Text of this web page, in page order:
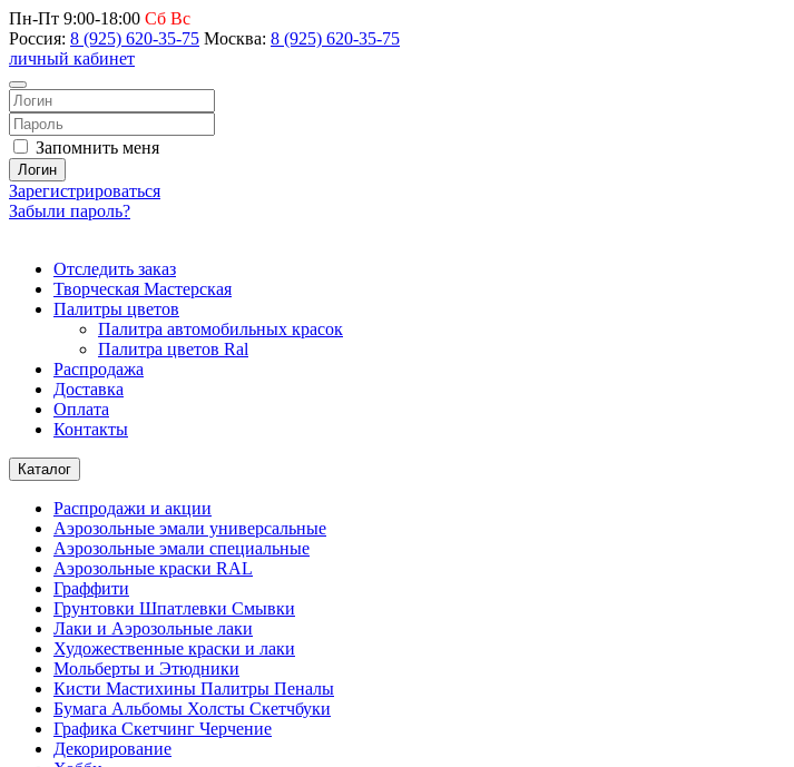
Пн-Пт 9:00-18:00 Сб Вс
Россия: 8 (925) 620-35-75 Москва: 8 (925) 620-35-75
личный кабинет
Запомнить меня
Логин
Зарегистрироваться
Забыли пароль?
Отследить заказ
Творческая Мастерская
Палитры цветов
Палитра автомобильных красок
Палитра цветов Ral
Распродажа
Доставка
Оплата
Контакты
Каталог
Распродажи и акции
Аэрозольные эмали универсальные
Аэрозольные эмали специальные
Аэрозольные краски RAL
Граффити
Грунтовки Шпатлевки Смывки
Лаки и Аэрозольные лаки
Художественные краски и лаки
Мольберты и Этюдники
Кисти Мастихины Палитры Пеналы
Бумага Альбомы Холсты Скетчбуки
Графика Скетчинг Черчение
Декорирование